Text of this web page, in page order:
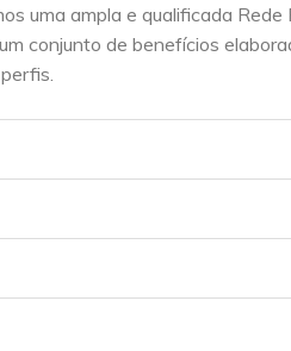
uma ampla e qualificada
conjunto de benefícios